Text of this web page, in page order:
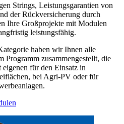
Strings, Leistungsgarantien von
der Rückversicherung durch
Ihre Großprojekte mit Modulen
leistungsfähig.
haben wir Ihnen alle
Programm zusammengestellt, die
eigenen für den Einsatz in
bei Agri-PV oder für